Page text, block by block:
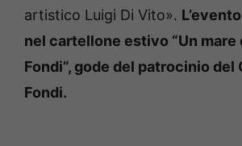
artistico Luigi Di Vito».
nel cartellone estivo “Un
Fondi”, gode del patrocinio del
Fondi.